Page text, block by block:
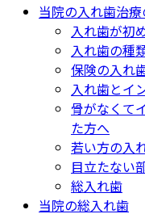
当院の入れ歯治
入れ歯が初
入れ歯の種
保険の入れ
入れ歯とイ
骨がなくて
た方へ
若い方の入
目立たない
総入れ歯
当院の総入れ歯